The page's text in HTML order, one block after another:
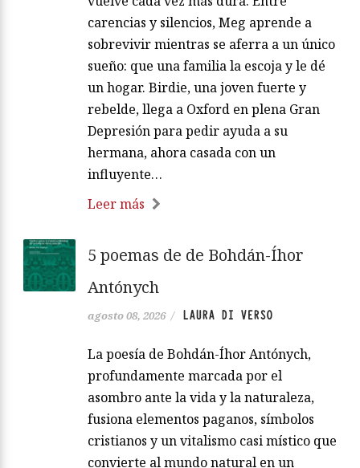
carencias y silencios, Meg aprende a
sobrevivir mientras se aferra a un único
sueño: que una familia la escoja y le dé
un hogar. Birdie, una joven fuerte y
rebelde, llega a Oxford en plena Gran
Depresión para pedir ayuda a su
hermana, ahora casada con un
influyente…
Leer más
5 poemas de de Bohdán-Íhor
Antónych
agosto 08, 2026 / LAURA DI VERSO
La poesía de Bohdán-Íhor Antónych,
profundamente marcada por el
asombro ante la vida y la naturaleza,
fusiona elementos paganos, símbolos
cristianos y un vitalismo casi místico que
convierte al mundo natural en un